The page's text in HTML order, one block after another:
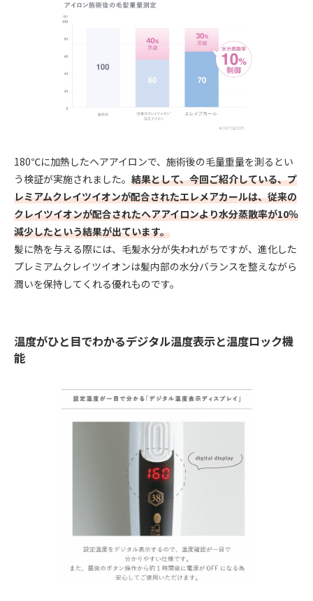
180℃に加熱したヘアアイロンで、施術後の毛量重量を測るとい
う検証が実施されました。 結果として、今回ご紹介している、プ
レミアムクレイツイオンが配合されたエレメアカールは、従来の
クレイツイオンが配合されたヘアアイロンより水分蒸散率が10％
減少したという結果が出ています。
髪に熱を与える際には、毛髪水分が失われがちですが、進化した
プレミアムクレイツイオンは髪内部の水分バランスを整えながら
潤いを保持してくれる優れものです。
温度がひと目でわかるデジタル温度表示と温度ロック機
能